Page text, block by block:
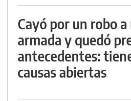
Cayó por un robo
armada y quedó
antecedentes:
causas abiertas